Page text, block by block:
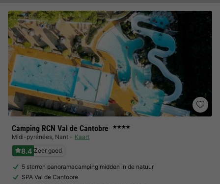
Camping RCN Val de Cantobre ★★★★
Midi-pyrénées, Nant Kaart
8.4 Zeer goed
5 sterren panoramacamping midden in de natuur
SPA Val de Cantobre